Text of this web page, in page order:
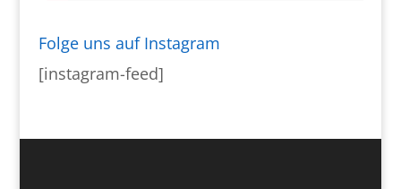
Folge uns auf Instagram
[instagram-feed]